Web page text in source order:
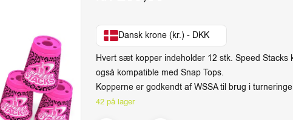
Dansk krone (kr.) - DKK
Hvert sæt kopper indeholder 12 stk. Speed
også kompatible med Snap Tops.
Kopperne er godkendt af WSSA til brug i
42 på lager